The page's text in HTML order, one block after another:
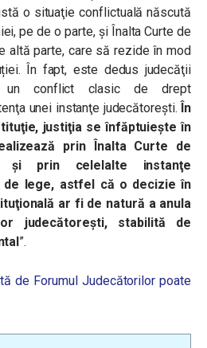
o situaţie conflictuală născută
pe de o parte, și Înalta Curte de
altă parte, care să rezide în mod
În fapt, este dedus judecăţii
un conflict clasic de drept
unei instanţe judecătoreşti. În
justiţia se înfăptuieşte în
prin Înalta Curte de
şi prin celelalte instanţe
de lege, astfel că o decizie în
ar fi de natură a anula
judecătoreşti, stabilită de
”.
de Forumul Judecătorilor poate